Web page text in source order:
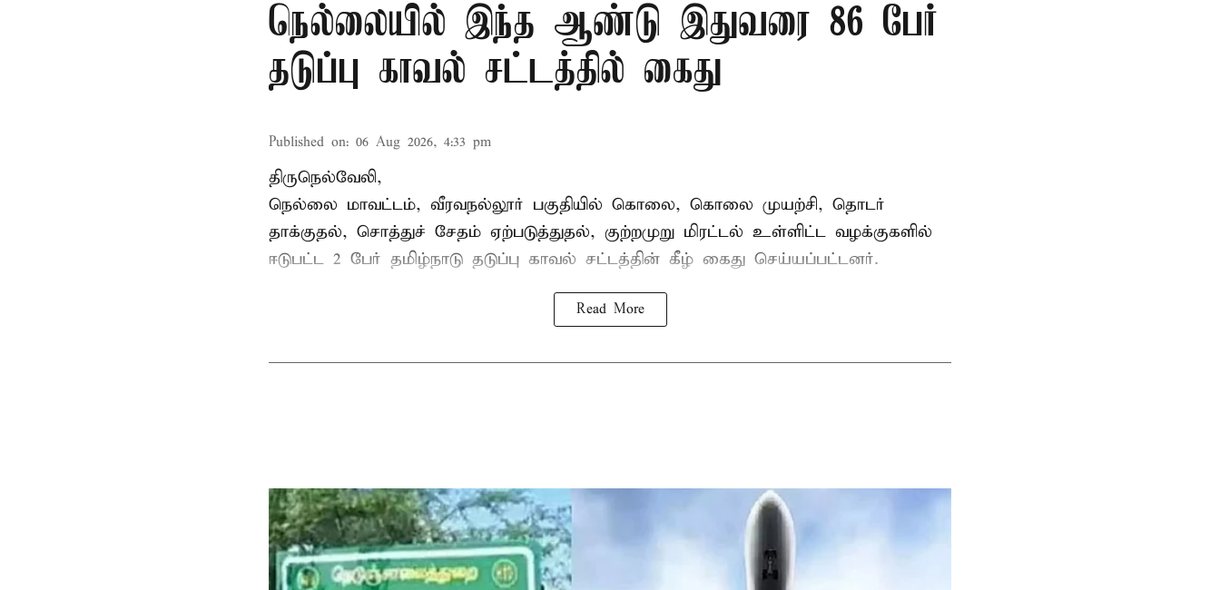
நெல்லையில் இந்த ஆண்டு இதுவரை 86 பேர்
தடுப்பு காவல் சட்டத்தில் கைது
Published on: 06 Aug 2026, 4:33 pm
திருநெல்வேலி,
நெல்லை மாவட்டம், வீரவநல்லூர் பகுதியில் கொலை, கொலை முயற்சி, தொடர்
தாக்குதல், சொத்துச் சேதம் ஏற்படுத்துதல், குற்றமுறு மிரட்டல் உள்ளிட்ட வழக்குகளில்
ஈடுபட்ட 2 பேர் தமிழ்நாடு தடுப்பு காவல் சட்டத்தின் கீழ் கைது செய்யப்பட்டனர்.
Read More